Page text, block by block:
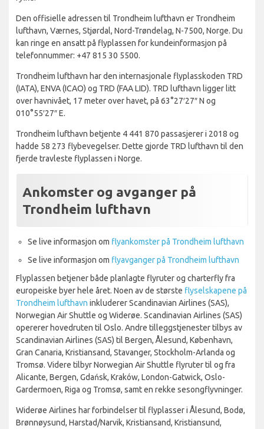
Den offisielle adressen til Trondheim lufthavn er Trondheim
lufthavn, Værnes, Stjørdal, Nord-Trøndelag, N-7500, Norge. Du
kan ringe en ansatt på flyplassen for kundeinformasjon på
telefonnummer: +47 815 30 5500.
Trondheim lufthavn har den internasjonale flyplasskoden TRD
(IATA), ENVA (ICAO) og TRD (FAA LID). TRD lufthavn ligger litt
over havnivået, 17 meter over havet, på 63°27′27″ N og
010°55′27″ E.
Trondheim lufthavn betjente 4 441 870 passasjerer i 2018 og
hadde 58 273 flybevegelser. Dette gjorde TRD lufthavn til den
fjerde travleste flyplassen i Norge.
Ankomster og avganger på
Trondheim lufthavn
Se live informasjon om flyankomster på Trondheim lufthavn
Se live informasjon om flyavganger på Trondheim lufthavn
Flyplassen betjener både planlagte flyruter og charterfly fra
europeiske byer hele året. Noen av de største flyselskapene på
Trondheim lufthavn inkluderer Scandinavian Airlines (SAS),
Norwegian Air Shuttle og Widerøe. Scandinavian Airlines (SAS)
opererer hovedruten til Oslo. Andre tilleggstjenester tilbys av
Scandinavian Airlines (SAS) til Bergen, Ålesund, København,
Gran Canaria, Kristiansand, Stavanger, Stockholm-Arlanda og
Tromsø. Videre tilbyr Norwegian Air Shuttle flyruter til og fra
Alicante, Bergen, Gdańsk, Kraków, London-Gatwick, Oslo-
Gardermoen, Riga og Tromsø, samt en rekke sesongflyvninger.
Widerøe Airlines har forbindelser til flyplasser i Ålesund, Bodø,
Brønnøysund, Harstad/Narvik, Kristiansand, Kristiansund,